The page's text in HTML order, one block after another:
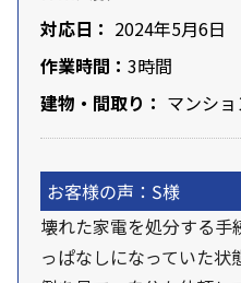
対応日： 2024年5月6日
作業時間： 3時間
建物・間取り： マンショ
お客様の声：S様
壊れた家電を処分する手
っぱなしになっていた